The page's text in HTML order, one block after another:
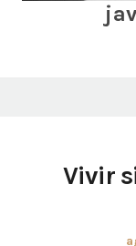
Vivir